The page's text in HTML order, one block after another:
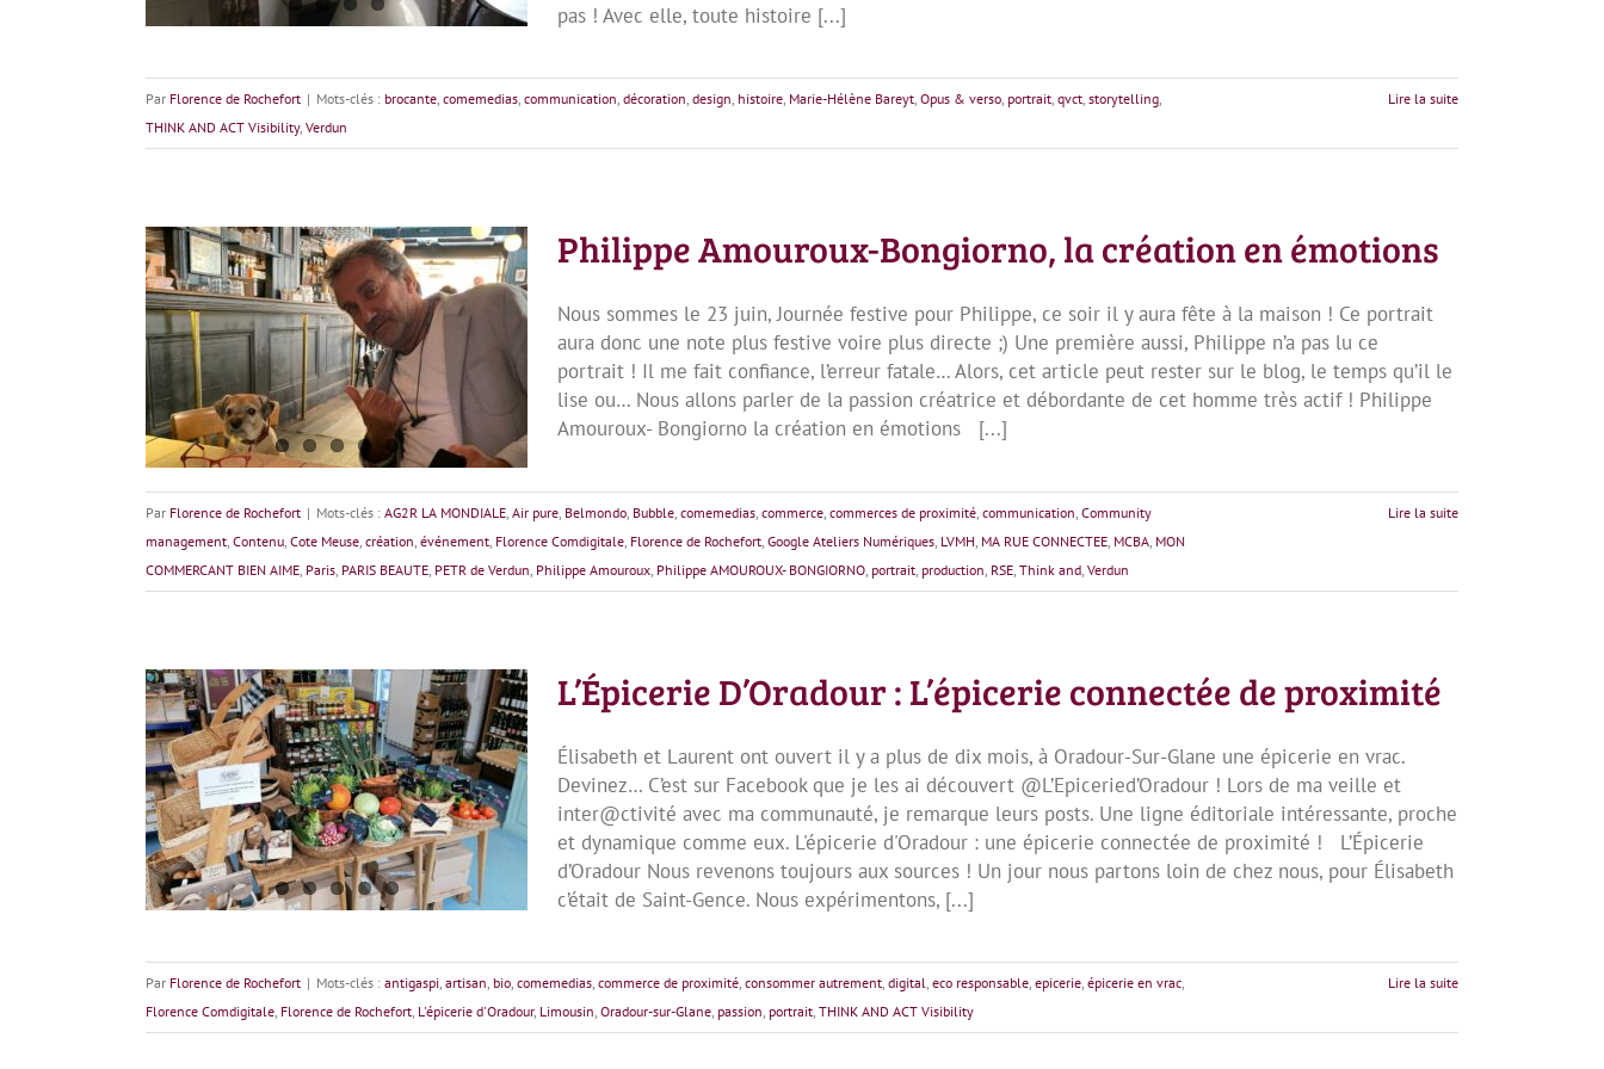
pas ! Avec elle, toute histoire [...]
Par Florence de Rochefort | Mots-clés : brocante, comemedias, communication, décoration, design, histoire, Marie-Hélène Bareyt, Opus & verso, portrait, qvct, storytelling,
THINK AND ACT Visibility, Verdun
Lire la suite
Philippe Amouroux-Bongiorno, la création en
émotions
Philippe Amouroux-Bongiorno, la création en émotions
Nous sommes le 23 juin, Journée festive pour Philippe, ce soir il y aura fête à la maison ! Ce portrait
aura donc une note plus festive voire plus directe ;) Une première aussi, Philippe n’a pas lu ce
portrait ! Il me fait confiance, l’erreur fatale… Alors, cet article peut rester sur le blog, le temps qu’il le
lise ou… Nous allons parler de la passion créatrice et débordante de cet homme très actif ! Philippe
Amouroux- Bongiorno la création en émotions [...]
Par Florence de Rochefort | Mots-clés : AG2R LA MONDIALE, Air pure, Belmondo, Bubble, comemedias, commerce, commerces de proximité, communication, Community
management, Contenu, Cote Meuse, création, événement, Florence Comdigitale, Florence de Rochefort, Google Ateliers Numériques, LVMH, MA RUE CONNECTEE, MCBA, MON
COMMERCANT BIEN AIME, Paris, PARIS BEAUTE, PETR de Verdun, Philippe Amouroux, Philippe AMOUROUX- BONGIORNO, portrait, production, RSE, Think and, Verdun
Lire la suite
L’Épicerie D’Oradour : L’épicerie connectée de
proximité
L’Épicerie D’Oradour : L’épicerie connectée de proximité
Élisabeth et Laurent ont ouvert il y a plus de dix mois, à Oradour-Sur-Glane une épicerie en vrac.
Devinez… C’est sur Facebook que je les ai découvert @L’Epiceried’Oradour ! Lors de ma veille et
inter@ctivité avec ma communauté, je remarque leurs posts. Une ligne éditoriale intéressante, proche
et dynamique comme eux. L'épicerie d'Oradour : une épicerie connectée de proximité ! L’Épicerie
d’Oradour Nous revenons toujours aux sources ! Un jour nous partons loin de chez nous, pour Élisabeth
c’était de Saint-Gence. Nous expérimentons, [...]
Par Florence de Rochefort | Mots-clés : antigaspi, artisan, bio, comemedias, commerce de proximité, consommer autrement, digital, eco responsable, epicerie, épicerie en vrac,
Florence Comdigitale, Florence de Rochefort, L'épicerie d'Oradour, Limousin, Oradour-sur-Glane, passion, portrait, THINK AND ACT Visibility
Lire la suite